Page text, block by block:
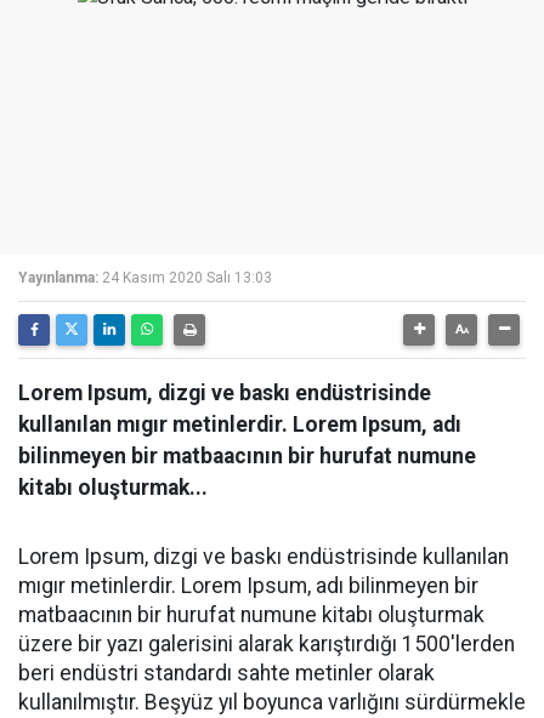
Yayınlanma: 24 Kasım 2020 Salı 13:03
Lorem Ipsum, dizgi ve baskı endüstrisinde
kullanılan mıgır metinlerdir. Lorem Ipsum, adı
bilinmeyen bir matbaacının bir hurufat numune
kitabı oluşturmak...
Lorem Ipsum, dizgi ve baskı endüstrisinde kullanılan
mıgır metinlerdir. Lorem Ipsum, adı bilinmeyen bir
matbaacının bir hurufat numune kitabı oluşturmak
üzere bir yazı galerisini alarak karıştırdığı 1500'lerden
beri endüstri standardı sahte metinler olarak
kullanılmıştır. Beşyüz yıl boyunca varlığını sürdürmekle